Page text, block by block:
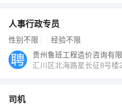
人事行政专员
性别不限 经验不限
贵州鲁班工程造价咨询有
汇川区北海路星长征8号楼
司机